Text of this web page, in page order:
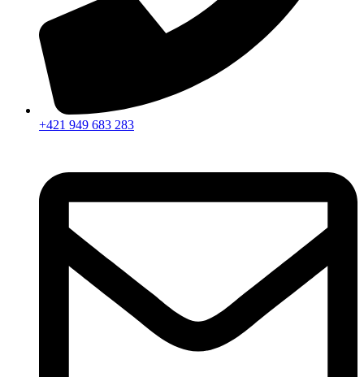
+421 949 683 283